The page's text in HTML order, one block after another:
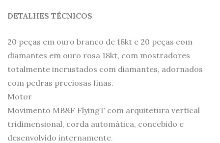
DETALHES TÉCNICOS
20 peças em ouro branco de 18kt e 20 peças com
diamantes em ouro rosa 18kt, com mostradores
totalmente incrustados com diamantes, adornados
com pedras preciosas finas.
Motor
Movimento MB&F FlyingT com arquitetura vertical
tridimensional, corda automática, concebido e
desenvolvido internamente.